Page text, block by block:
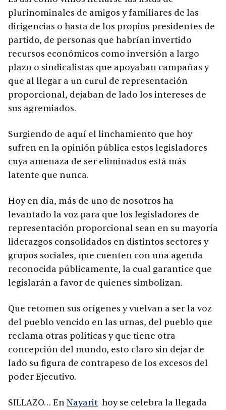
plurinominales de amigos y familiares de las
dirigencias o hasta de los propios presidentes de
partido, de personas que habrían invertido
recursos económicos como inversión a largo
plazo o sindicalistas que apoyaban campañas y
que al llegar a un curul de representación
proporcional, dejaban de lado los intereses de
sus agremiados.
Surgiendo de aquí el linchamiento que hoy
sufren en la opinión pública estos legisladores
cuya amenaza de ser eliminados está más
latente que nunca.
Hoy en día, más de uno de nosotros ha
levantado la voz para que los legisladores de
representación proporcional sean en su mayoría
liderazgos consolidados en distintos sectores y
grupos sociales, que cuenten con una agenda
reconocida públicamente, la cual garantice que
legislarán a favor de quienes simbolizan.
Que retomen sus orígenes y vuelvan a ser la voz
del pueblo vencido en las urnas, del pueblo que
reclama otras políticas y que tiene otra
concepción del mundo, esto claro sin dejar de
lado su figura de contrapeso de los excesos del
poder Ejecutivo.
SILLAZO… EnNayarit hoy se celebra la llegada